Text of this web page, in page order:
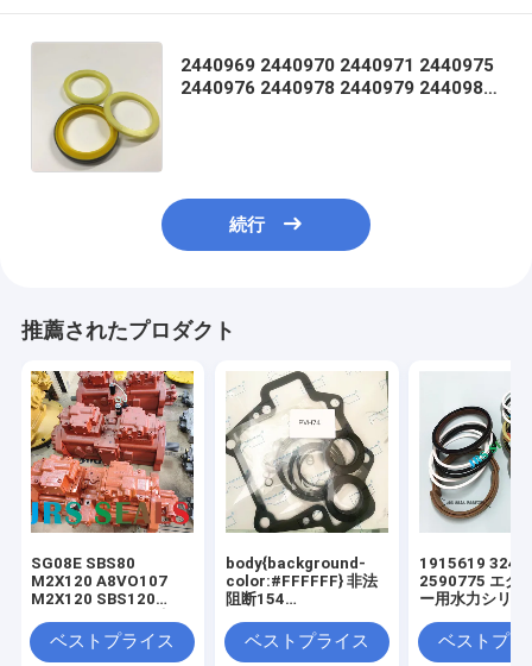
2440969 2440970 2440971 2440975
2440976 2440978 2440979 2440980
続行
推薦されたプロダクト
SG08E SBS80
M2X120 A8VO107
M2X120 SBS120
ポンプ
ベストプライス
body{background-
color:#FFFFFF} 非法
阻断154
function () {
ベストプライス
1915619
2590775 エグ
ー用水力シリン
ベストプラ